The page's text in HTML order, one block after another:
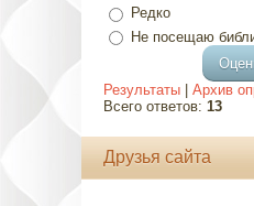
Редко
Не посещаю
Результаты
Архив
Всего ответов: 13
Друзья сайта